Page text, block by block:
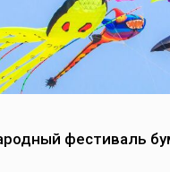
фестиваль